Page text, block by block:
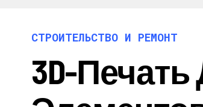
СТРОИТЕЛЬСТВО И РЕМОНТ
3D-